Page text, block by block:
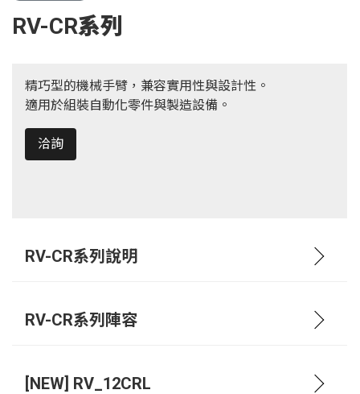
RV-CR系列
精巧型的機械手臂，兼容實用性與設計性。
適用於組裝自動化零件與製造設備。
洽詢
RV-CR系列說明
RV-CR系列陣容
[NEW] RV_12CRL